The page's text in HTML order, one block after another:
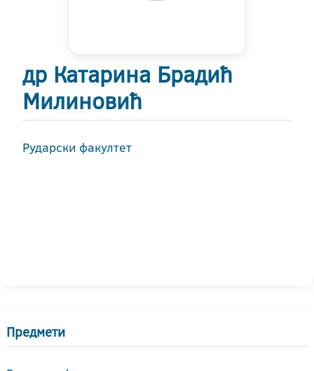
др Катарина Брадић
Милиновић
Рударски факултет
Предмети